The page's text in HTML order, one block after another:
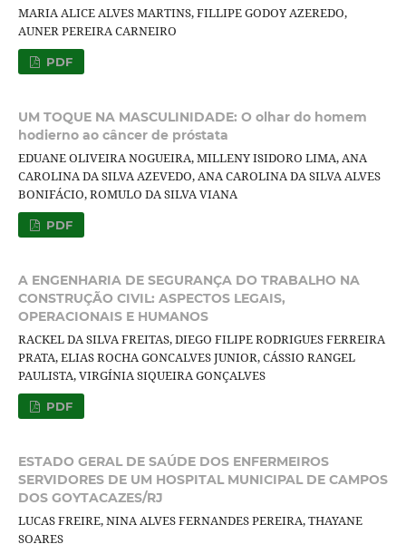
MARIA ALICE ALVES MARTINS, FILLIPE GODOY AZEREDO,
AUNER PEREIRA CARNEIRO
PDF
UM TOQUE NA MASCULINIDADE: O olhar do homem
hodierno ao câncer de próstata
EDUANE OLIVEIRA NOGUEIRA, MILLENY ISIDORO LIMA, ANA
CAROLINA DA SILVA AZEVEDO, ANA CAROLINA DA SILVA ALVES
BONIFÁCIO, ROMULO DA SILVA VIANA
PDF
A ENGENHARIA DE SEGURANÇA DO TRABALHO NA
CONSTRUÇÃO CIVIL: ASPECTOS LEGAIS,
OPERACIONAIS E HUMANOS
RACKEL DA SILVA FREITAS, DIEGO FILIPE RODRIGUES FERREIRA
PRATA, ELIAS ROCHA GONCALVES JUNIOR, CÁSSIO RANGEL
PAULISTA, VIRGÍNIA SIQUEIRA GONÇALVES
PDF
ESTADO GERAL DE SAÚDE DOS ENFERMEIROS
SERVIDORES DE UM HOSPITAL MUNICIPAL DE CAMPOS
DOS GOYTACAZES/RJ
LUCAS FREIRE, NINA ALVES FERNANDES PEREIRA, THAYANE
SOARES